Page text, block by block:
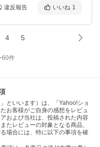
違反報告 いいね 1
4 5
60件
といいます）は、「Yahoo!ショ
お客様がご自身の感想をレビュ
および当社は、投稿された内容
たレビューの対象となる商品、
場合には、特に以下の事項を確